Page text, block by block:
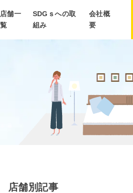
店舗一
覧
SDGｓへの取
組み
会社概
要
店舗別記事